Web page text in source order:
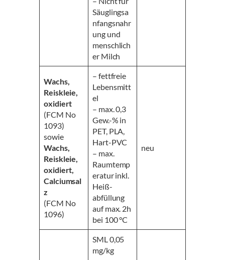
Säuglingsa
nfangsnahr
ung und
menschlich
er Milch
Wachs,
Reiskleie,
oxidiert
(FCM No
1093)
sowie
Wachs,
Reiskleie,
oxidiert,
Calciumsal
z
(FCM No
1096)
– fettfreie
Lebensmitt
el
– max. 0,3
Gew.-% in
PET, PLA,
Hart-PVC
– max.
Raumtemp
eratur inkl.
Heiß-
abfüllung
auf max. 2h
bei 100 °C
neu
SML 0,05
mg/kg